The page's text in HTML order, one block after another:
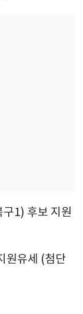
1) 후보 지원
원유세 (첨단